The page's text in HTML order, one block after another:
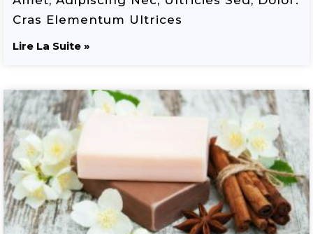
Cras Elementum Ultrices
Lire La Suite »